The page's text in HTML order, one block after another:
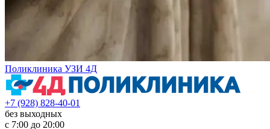
Поликлиника УЗИ 4Д
+7 (928) 828-40-01
без выходных
с 7:00 до 20:00